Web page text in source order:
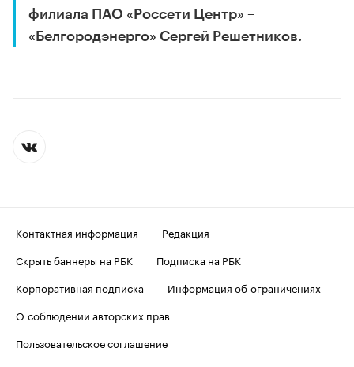
филиала ПАО «Россети Центр» –
«Белгородэнерго» Сергей Решетников.
Контактная информация
Редакция
Скрыть баннеры на РБК
Подписка на РБК
Корпоративная подписка
Информация об ограничениях
О соблюдении авторских прав
Пользовательское соглашение